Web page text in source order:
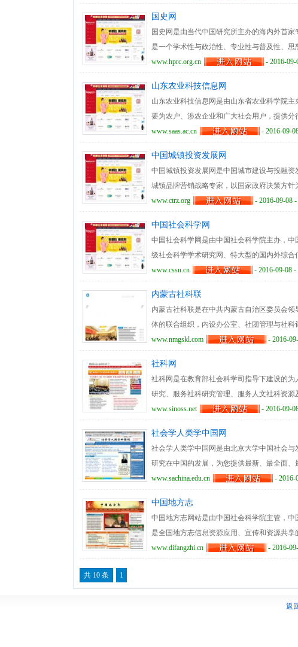
网作为中国特色推进联盟的主要阵地，共分
册、思想理论、伟大实践、国家发展、特色
物特色、主题特色、特色产业、特色产品、
播、载入史册、会员中心、服务中心等众多栏
国史网
国史网是由当代中国研究所主办的海内外首
是一个学术性与政治性、专业性与普及性、
资料和国史学术成果为主要特色，为研究者提
资源丰富，并收录了国史研究论文、著作、报
识点链接宽广，为不同类型、不同层次的用户
集”、“来稿选登”等栏目，共享共建，为网友
程、辉煌成就和宝贵经验。
www.hprc.org.cn - 2016-09-
山东农业科技信息网
山东农业科技信息网是由山东省农业科学院
要为农户、涉农企业和广大社会用户，提供
的各类资讯信息及业务服务，是山东省农业综
辟了视频点播、农业实用技术、专家热线等内
www.saas.ac.cn - 2016-09-
中国城镇投资发展网
中国城镇投资发展网是中国城市建设与投融
城镇品牌营销战略专家，以国家政府决策方
的发展趋势和行业动态，为政府和企业、企业
多品牌营销、城镇规划、地产开发等领域资
务，致力于中国小城镇招商引资，是城镇品牌
www.ctrz.org - 2016-09-08 -
中国社会科学网
中国社会科学网是由中国社会科学院主办，
级社会科学学术研究网、特大型的国内外综
百家期刊、研究中心的分散资源信息，同时还
外学术动态，在宣传中国哲学社会科学创新
中外学术信息交流与沟通发挥桥梁与纽带作用
www.cssn.cn - 2016-09-08 -
内蒙古社科联
内蒙古社科联是在中共内蒙古自治区委员会
体的联合组织，内设办公室、社团管理与社
6个职能处室；下辖机关事务服务中心和杂志
会、协会、研究会、民办社科机构127个，会
学、语言学、新闻学与传播学、艺术学、历
学、图书馆、情报与文献学、教育学、蒙古
www.nmgskl.com - 2016-
社科网
社科网是在教育部社会科学司指导下建设的
研究、服务社科研究管理、服务人文社科资
心、信息发布中心、网络管理中心和咨询服务
国性的网络平台，不仅为高校及全国社会科
果，为人文社会科学服务社会提供平台，同
究成果及其他信息。
www.sinoss.net - 2016-09-
社会学人类学中国网
社会学人类学中国网是由北京大学中国社会
研究在中国的发展，为您提供最新、最全面
爱好者提供一个学习、交流的平台以及资源共
客、新闻、学术文章、学术刊物、研究文献
家提供一个讨论和交流的公共学术平台。
www.sachina.edu.cn - 2016-
中国地方志
中国地方志网站是由中国社会科学院主管，
是全国地方志信息资源应用、宣传和资源共
信息资源来弘扬我国历史文化，更好地为中国
www.difangzhi.cn - 2016-
共 10 条 1
返